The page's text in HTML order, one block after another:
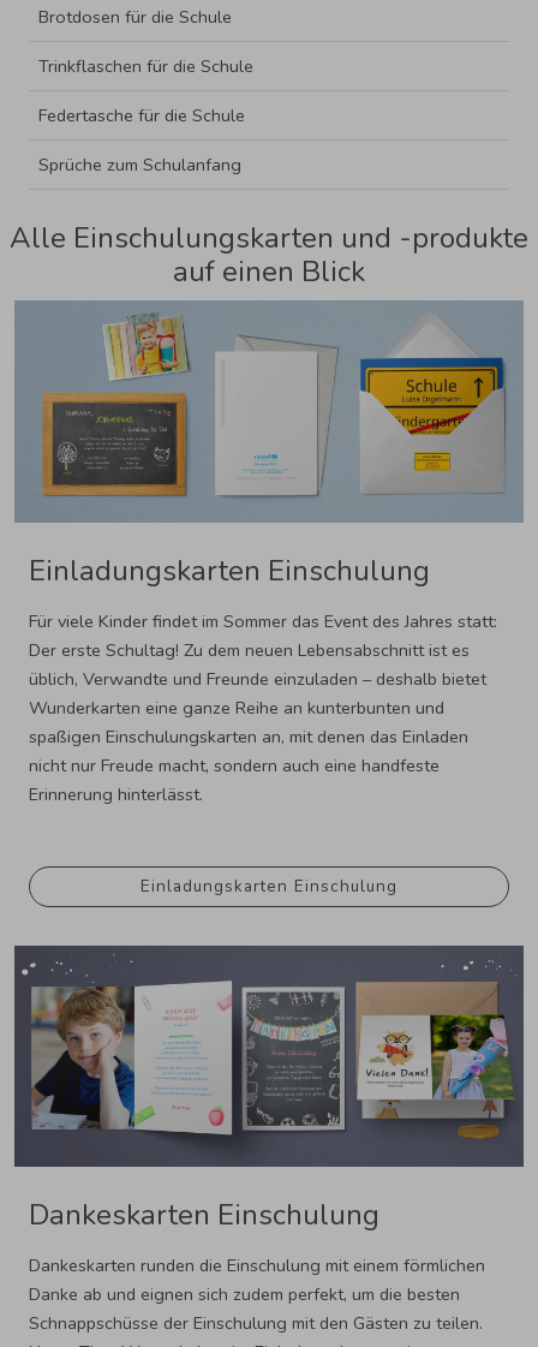
Brotdosen für die Schule
Trinkflaschen für die Schule
Federtasche für die Schule
Sprüche zum Schulanfang
Alle Einschulungskarten und -produkte
auf einen Blick
Einladungskarten Einschulung
Für viele Kinder findet im Sommer das Event des Jahres statt:
Der erste Schultag! Zu dem neuen Lebensabschnitt ist es
üblich, Verwandte und Freunde einzuladen – deshalb bietet
Wunderkarten eine ganze Reihe an kunterbunten und
spaßigen Einschulungskarten an, mit denen das Einladen
nicht nur Freude macht, sondern auch eine handfeste
Erinnerung hinterlässt.
Einladungskarten Einschulung
Dankeskarten Einschulung
Dankeskarten runden die Einschulung mit einem förmlichen
Danke ab und eignen sich zudem perfekt, um die besten
Schnappschüsse der Einschulung mit den Gästen zu teilen.